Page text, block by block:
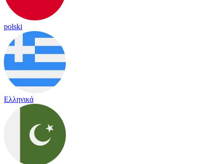
polski
Ελληνικά